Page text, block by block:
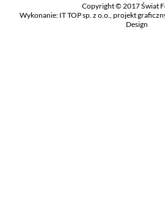
Copyright © 2017 Świat
Wykonanie: IT TOP sp. z o.o. , projekt
Design